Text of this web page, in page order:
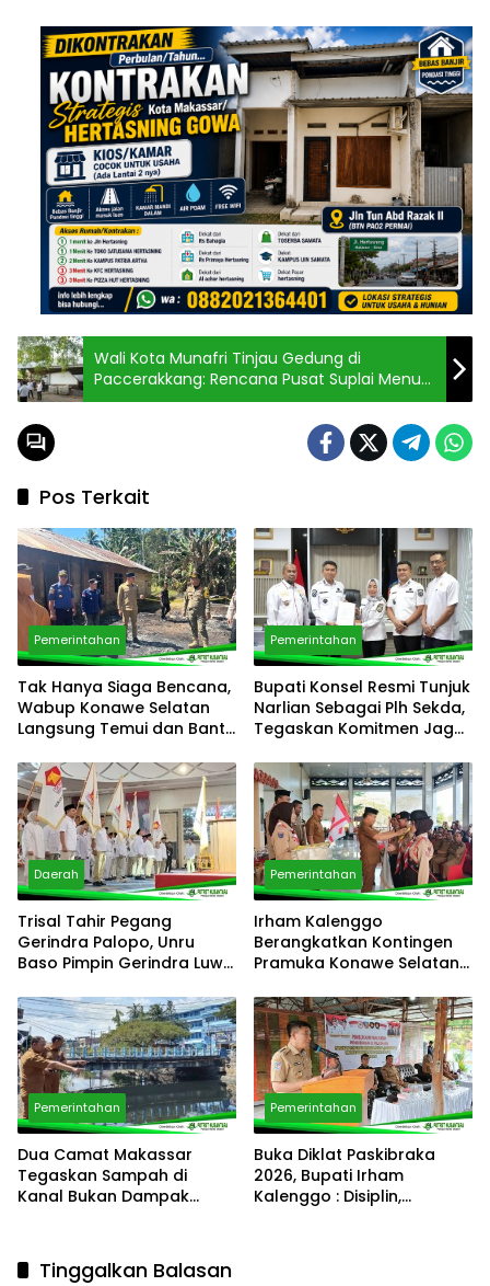
Wali Kota Munafri Tinjau Gedung di
Paccerakkang: Rencana Pusat Suplai Menu
Makanan Bergizi Bagi Siswa
Pos Terkait
Pemerintahan
Tak Hanya Siaga Bencana,
Wabup Konawe Selatan
Langsung Temui dan Bantu
Palangga
Pemerintahan
Bupati Konsel Resmi Tunjuk
Narlian Sebagai Plh Sekda,
Tegaskan Komitmen Jaga
Daerah
Trisal Tahir Pegang
Gerindra Palopo, Unru
Baso Pimpin Gerindra Luwu
Pemerintahan
Irham Kalenggo
Berangkatkan Kontingen
Pramuka Konawe Selatan
Siapkan Generasi
Berkarkter di Kancah
Nasional
Pemerintahan
Dua Camat Makassar
Tegaskan Sampah di
Kanal Bukan Dampak
Pemerintahan
Buka Diklat Paskibraka
2026, Bupati Irham
Kalenggo : Disiplin,
Tinggalkan Balasan